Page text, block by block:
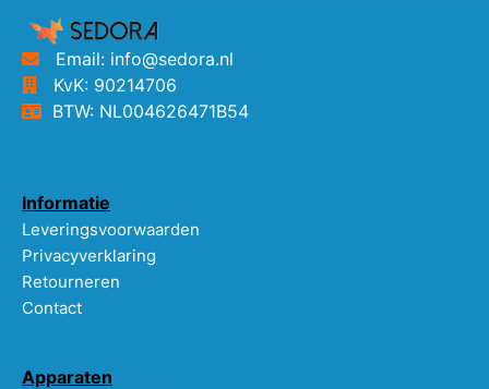
Email: info@sedora.nl
KvK: 90214706
BTW: NL004626471B54
Informatie
Leveringsvoorwaarden
Privacyverklaring
Retourneren
Contact
Apparaten